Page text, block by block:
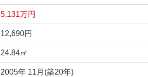
5.131万円
12,690円
24.84㎡
2005年 11月(築20年)